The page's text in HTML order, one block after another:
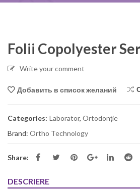
Folii Copolyester
Write your comment
Добавить в список желаний
Categories: Laborator, Ortodonție
Brand: Ortho Technology
Share:
DESCRIERE